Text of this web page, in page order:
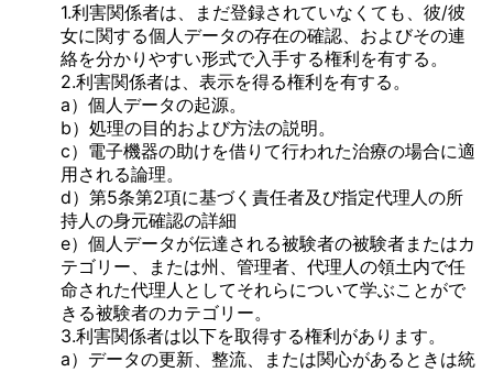
1.利害関係者は、まだ登録されていなくても、彼/彼
女に関する個人データの存在の確認、およびその連
絡を分かりやすい形式で入手する権利を有する。
2.利害関係者は、表示を得る権利を有する。
a）個人データの起源。
b）処理の目的および方法の説明。
c）電子機器の助けを借りて行われた治療の場合に適
用される論理。
d）第5条第2項に基づく責任者及び指定代理人の所
持人の身元確認の詳細
e）個人データが伝達される被験者の被験者またはカ
テゴリー、または州、管理者、代理人の領土内で任
命された代理人としてそれらについて学ぶことがで
きる被験者のカテゴリー。
3.利害関係者は以下を取得する権利があります。
a）データの更新、整流、または関心があるときは統